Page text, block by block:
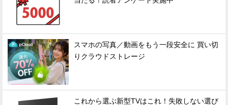
スマホの写真／動画をもう一段安全に 買い切
りクラウドストレージ
これから選ぶ新型TVはこれ！失敗しない選び